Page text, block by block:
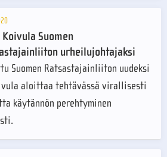
Koivula Suomen
urheilujohtajaksi
Suomen Ratsastajainliiton uudeksi
aloittaa tehtävässä virallisesti
käytännön perehtyminen